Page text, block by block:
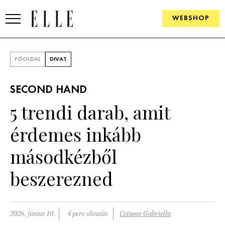
WEBSHOP
SZÉPSÉG
PSZICHÉ
PÁRKAPCSOLAT
FŐOLDAL DIVAT
SECOND HAND
5 trendi darab, amit
érdemes inkább
másodkézből
beszerezned
2026. június 10. 4 perc olvasás Czinege Gabriella